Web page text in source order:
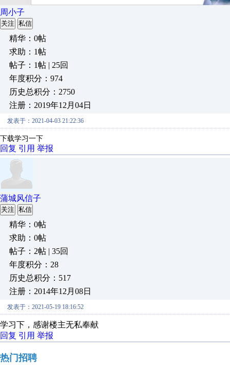
周小子
关注 私信
精华：0帖
求助：1帖
帖子：1帖 | 25回
年度积分：974
历史总积分：2750
注册：2019年12月04日
发表于：2021-04-03 21:22:36
下载学习一下
回复 引用 举报
蒲城风信子
关注 私信
精华：0帖
求助：0帖
帖子：2帖 | 35回
年度积分：28
历史总积分：517
注册：2014年12月08日
发表于：2021-05-19 18:16:52
学习下，感谢楼主无私奉献
回复 引用 举报
热门招聘